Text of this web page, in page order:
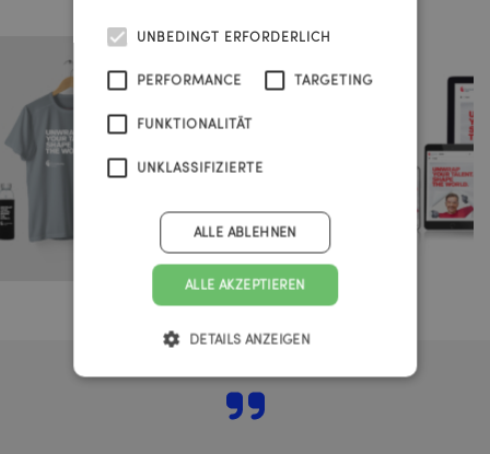
UNBEDINGT ERFORDERLICH
PERFORMANCE TARGETING
FUNKTIONALITÄT
UNKLASSIFIZIERTE
ALLE AKZEPTIEREN
ALLE ABLEHNEN
DETAILS ANZEIGEN